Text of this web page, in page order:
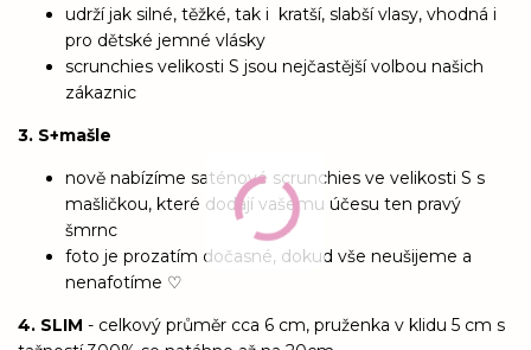
udrží jak silné, těžké, tak i kratší, slabší vlasy, vhodná i
pro dětské jemné vlásky
scrunchies velikosti S jsou nejčastější volbou našich
zákaznic
3. S+mašle
nově nabízíme saténové scrunchies ve velikosti S s
mašličkou, které dodají vašemu účesu ten pravý
šmrnc
foto je prozatím dočasné, dokud vše neušijeme a
nenafotíme ♡
4. SLIM - celkový průměr cca 6 cm, pruženka v klidu 5 cm s